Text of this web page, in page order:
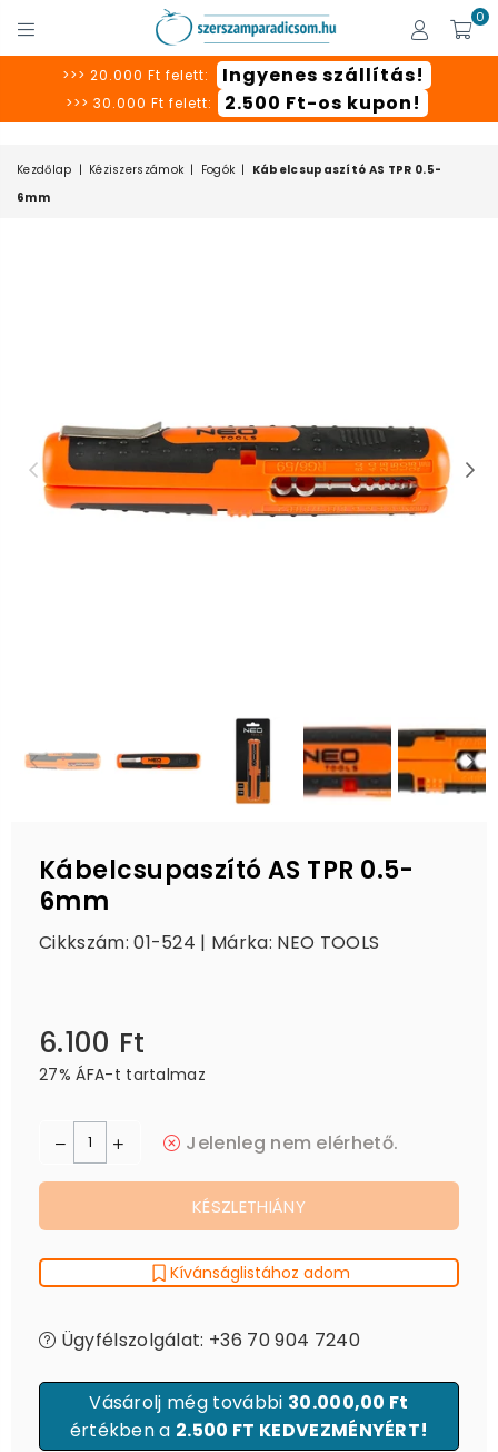
SZERSZÁMPARADICSOM
0
>>> 20.000 Ft felett: Ingyenes szállítás!
>>> 30.000 Ft felett: 2.500 Ft-os kupon!
Kezdőlap | Kéziszerszámok | Fogók | Kábelcsupaszító AS TPR 0.5-
6mm
Kábelcsupaszító AS TPR 0.5-
6mm
Cikkszám: 01-524 | Márka: NEO TOOLS
Ár
6.100 Ft
27% ÁFA-t tartalmaz
Jelenleg nem elérhető.
KÉSZLETHIÁNY
Kívánságlistához adom
Ügyfélszolgálat: +36 70 904 7240
Vásárolj még további 30.000,00 Ft
értékben a 2.500 FT KEDVEZMÉNYÉRT!